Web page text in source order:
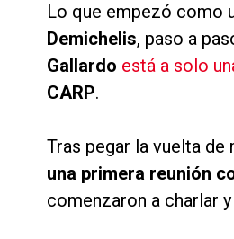
Lo que empezó como
Demichelis, paso a
Gallardo está a solo
CARP.
Tras pegar la vuelta de
una primera reunión
comenzaron a charlar